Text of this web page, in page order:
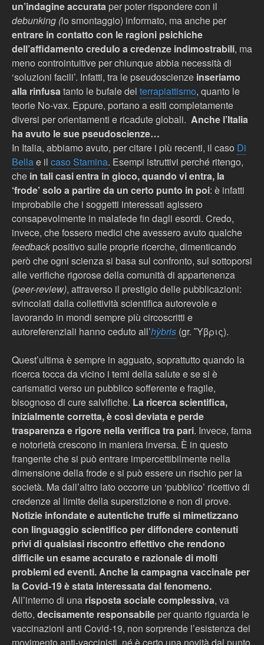
un’indagine accurata per poter rispondere con il
debunking (lo smontaggio) informato, ma anche per
entrare in contatto con le ragioni psichiche
dell’affidamento credulo a credenze indimostrabili, ma
meno controintuitive per chiunque abbia necessità di
‘soluzioni facili’. Infatti, tra le pseudoscienze inseriamo
alla rinfusatanto le bufale del terrapiattismo, quanto le
teorie No-vax. Eppure, portano a esiti completamente
diversi per orientamenti e ricadute globali. Anche l’Italia
ha avuto le sue pseudoscienze…
In Italia, abbiamo avuto, per citare i più recenti, il caso Di
Bellae il caso Stamina. Esempi istruttivi perché ritengo,
che in tali casi entra in gioco, quando vi entra, la
‘frode’ solo a partire da un certo punto in poi: è infatti
improbabile che i soggetti interessati agissero
consapevolmente in malafede fin dagli esordi. Credo,
invece, che fossero medici che avessero avuto qualche
feedback positivo sulle proprie ricerche, dimenticando
però che ogni scienza si basa sul confronto, sul sottoporsi
alle verifiche rigorose della comunitàdi appartenenza
(peer-review), attraverso il prestigio delle pubblicazioni:
svincolati dalla collettività scientifica autorevole e
lavorando in mondi sempre più circoscritti e
autoreferenziali hanno ceduto all’hỳbris (gr. ῞Υβρις).
Quest’ultima è sempre in agguato, soprattutto quando la
ricerca tocca da vicino i temi della salute e se si è
carismatici verso un pubblico sofferente e fragile,
bisognoso di cure salvifiche. La ricerca scientifica,
inizialmente corretta, è così deviata e perde
trasparenza e rigore nella verifica tra pari. Invece, fama
e notorietà crescono in maniera inversa. È in questo
frangente che si può entrare impercettibilmente nella
dimensione della frode e si può essere un rischio per la
società. Ma dall’altro lato occorre un ‘pubblico’ ricettivo di
credenze al limite della superstizione e non di prove.
Notizie infondate e autentiche truffe si mimetizzano
con linguaggio scientifico per diffondere contenuti
privi di qualsiasi riscontro effettivo che rendono
difficile un esame accurato e razionale di molti
problemi ed eventi. Anche lacampagna vaccinale per
la Covid-19 è stata interessata dal fenomeno.
All’interno di una risposta sociale complessiva, va
detto, decisamente responsabile per quanto riguarda le
vaccinazioni anti Covid-19, non sorprende l’esistenza del